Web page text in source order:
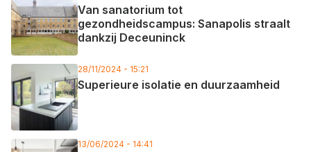
Van sanatorium tot
gezondheidscampus: Sanapolis straalt
dankzij Deceuninck
28/11/2024 - 15:21
Superieure isolatie en duurzaamheid
13/06/2024 - 14:41